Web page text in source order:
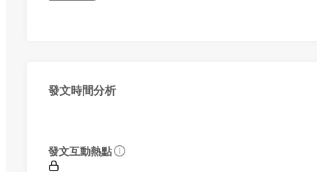
發文時間分析
發文互動熱點